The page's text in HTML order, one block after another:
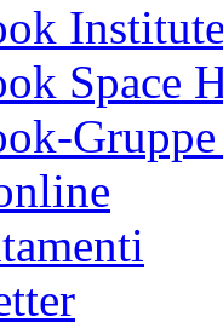
Institute
Space